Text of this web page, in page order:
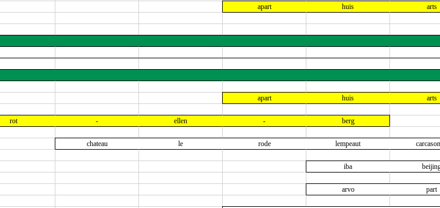
apart huis arts
apart huis arts
rot - ellen - berg
chateau le rode lempeaut
iba
arvo
part